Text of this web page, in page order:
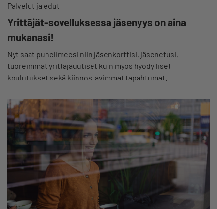
Palvelut ja edut
Yrittäjät-sovelluksessa jäsenyys on aina
mukanasi!
Nyt saat puhelimeesi niin jäsenkorttisi, jäsenetusi,
tuoreimmat yrittäjäuutiset kuin myös hyödylliset
koulutukset sekä kiinnostavimmat tapahtumat.